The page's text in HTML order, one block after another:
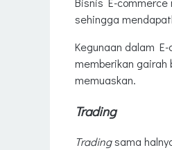
sehingga
Kegunaan dalam
memberikan gairah
memuaskan.
Trading
Tradingsama